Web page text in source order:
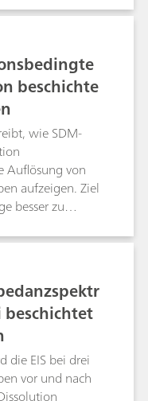
Lochfrass
an die Probe
die
Strom
beschichte
wie SDM-
Auflösung von
aufzeigen. Ziel
besser zu
der Autolab
Wahl, um
andere
beschichtet
die EIS bei drei
vor und nach